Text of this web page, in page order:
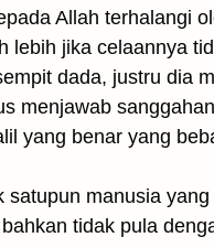
Allah terhalangi
lebih jika celaannya
dada, justru dia
menjawab
yang benar yang
satupun manusia
tidak pula